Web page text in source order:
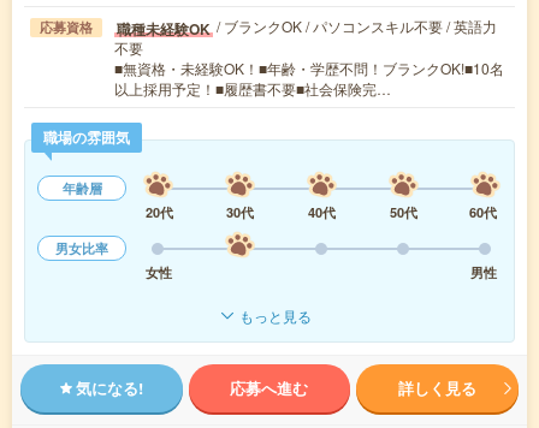
応募資格 職種未経験OK / ブランクOK / パソコンスキル不要 / 英語力
不要
■無資格・未経験OK！■年齢・学歴不問！ブランクOK!■10名
以上採用予定！■履歴書不要■社会保険完…
職場の雰囲気
年齢層
20代
30代 40代 50代
60代
男女比率
女性
男性
もっと見る
気になる! 応募へ進む 詳しく見る